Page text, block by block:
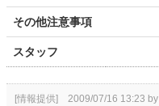
その他注意事項
スタッフ
[情報提供] 2009/07/16 13:23 by